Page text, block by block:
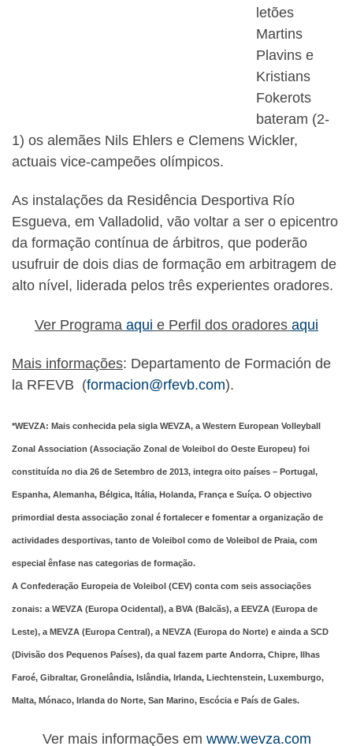
letões
Martins
Plavins e
Kristians
Fokerots
bateram (2-
1) os alemães Nils Ehlers e Clemens Wickler,
actuais vice-campeões olímpicos.
As instalações da Residência Desportiva Río
Esgueva, em Valladolid, vão voltar a ser o epicentro
da formação contínua de árbitros, que poderão
usufruir de dois dias de formação em arbitragem de
alto nível, liderada pelos três experientes oradores.
Ver Programa aqui e Perfil dos oradores aqui
Mais informações: Departamento de Formación de
la RFEVB (formacion@rfevb.com).
*WEVZA: Mais conhecida pela sigla WEVZA, a Western European Volleyball
Zonal Association (Associação Zonal de Voleibol do Oeste Europeu) foi
constituída no dia 26 de Setembro de 2013, integra oito países – Portugal,
Espanha, Alemanha, Bélgica, Itália, Holanda, França e Suíça. O objectivo
primordial desta associação zonal é fortalecer e fomentar a organização de
actividades desportivas, tanto de Voleibol como de Voleibol de Praia, com
especial ênfase nas categorias de formação.
A Confederação Europeia de Voleibol (CEV) conta com seis associações
zonais: a WEVZA (Europa Ocidental), a BVA (Balcãs), a EEVZA (Europa de
Leste), a MEVZA (Europa Central), a NEVZA (Europa do Norte) e ainda a SCD
(Divisão dos Pequenos Países), da qual fazem parte Andorra, Chipre, Ilhas
Faroé, Gibraltar, Gronelândia, Islândia, Irlanda, Liechtenstein, Luxemburgo,
Malta, Mónaco, Irlanda do Norte, San Marino, Escócia e País de Gales.
Ver mais informações em www.wevza.com